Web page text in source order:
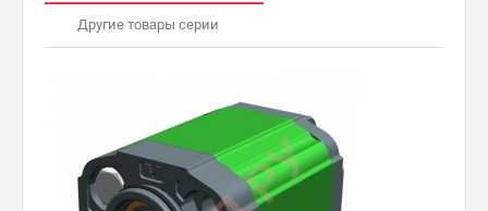
Другие товары серии